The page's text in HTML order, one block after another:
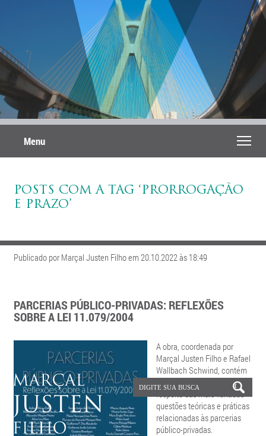
Menu
POSTS COM A TAG ‘PRORROGAÇÃO
E PRAZO’
Publicado por Marçal Justen Filho em 20.10.2022 às 18:49
PARCERIAS PÚBLICO-PRIVADAS: REFLEXÕES
SOBRE A LEI 11.079/2004
A obra, coordenada por
Marçal Justen Filho e Rafael
Wallbach Schwind, contém
reflexões aprofundadas a
respeito das mais variadas
questões teóricas e práticas
relacionadas às parcerias
público-privadas.